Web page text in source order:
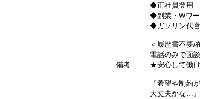
◆正社員登用
◆副業・Wワー
◆ガソリン代
＜履歴書不要/
電話のみで面
備考
★安心して働
『希望や制
大丈夫かな…